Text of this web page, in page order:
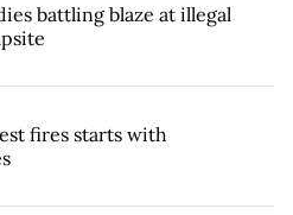
battling blaze at illegal
fires starts with